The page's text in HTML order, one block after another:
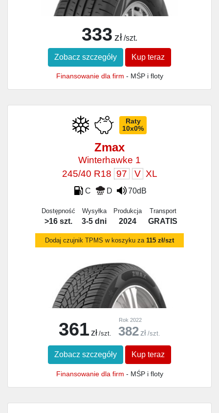
333 zł /szt.
Zobacz szczegóły Kup teraz
Finansowanie dla firm - MŚP i floty
Raty
10x0%
Zmax
Winterhawke 1
245/40 R18 97 V XL
C D 70dB
Dostępność
>16 szt.
Wysyłka
3-5 dni
Produkcja
2024
Transport
GRATIS
Dodaj czujnik TPMS w koszyku za 115 zł/szt
361 zł /szt.
Rok 2022
382zł /szt.
Zobacz szczegóły Kup teraz
Finansowanie dla firm - MŚP i floty